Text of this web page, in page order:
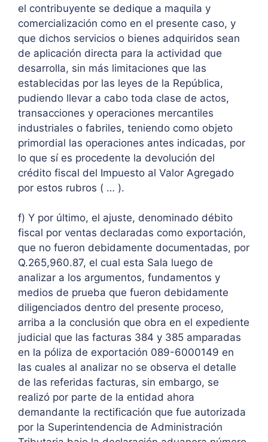
el contribuyente se dedique a maquila y
comercialización como en el presente caso, y
que dichos servicios o bienes adquiridos sean
de aplicación directa para la actividad que
desarrolla, sin más limitaciones que las
establecidas por las leyes de la República,
pudiendo llevar a cabo toda clase de actos,
transacciones y operaciones mercantiles
industriales o fabriles, teniendo como objeto
primordial las operaciones antes indicadas, por
lo que sí es procedente la devolución del
crédito fiscal del Impuesto al Valor Agregado
por estos rubros ( … ).
f) Y por último, el ajuste, denominado débito
fiscal por ventas declaradas como exportación,
que no fueron debidamente documentadas, por
Q.265,960.87, el cual esta Sala luego de
analizar a los argumentos, fundamentos y
medios de prueba que fueron debidamente
diligenciados dentro del presente proceso,
arriba a la conclusión que obra en el expediente
judicial que las facturas 384 y 385 amparadas
en la póliza de exportación 089-6000149 en
las cuales al analizar no se observa el detalle
de las referidas facturas, sin embargo, se
realizó por parte de la entidad ahora
demandante la rectificación que fue autorizada
por la Superintendencia de Administración